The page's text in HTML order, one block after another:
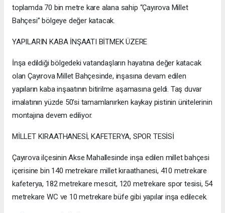
toplamda 70 bin metre kare alana sahip “Çayırova Millet
Bahçesi” bölgeye değer katacak.
YAPILARIN KABA İNŞAATI BİTMEK ÜZERE
İnşa edildiği bölgedeki vatandaşların hayatına değer katacak
olan Çayırova Millet Bahçesinde, inşasına devam edilen
yapıların kaba inşaatının bitirilme aşamasına geldi. Taş duvar
imalatının yüzde 50’si tamamlanırken kaykay pistinin ünitelerinin
montajına devem ediliyor.
MİLLET KIRAATHANESİ, KAFETERYA, SPOR TESİSİ
Çayırova ilçesinin Akse Mahallesinde inşa edilen millet bahçesi
içerisine bin 140 metrekare millet kıraathanesi, 410 metrekare
kafeterya, 182 metrekare mescit, 120 metrekare spor tesisi, 54
metrekare WC ve 10 metrekare büfe gibi yapılar inşa edilecek.